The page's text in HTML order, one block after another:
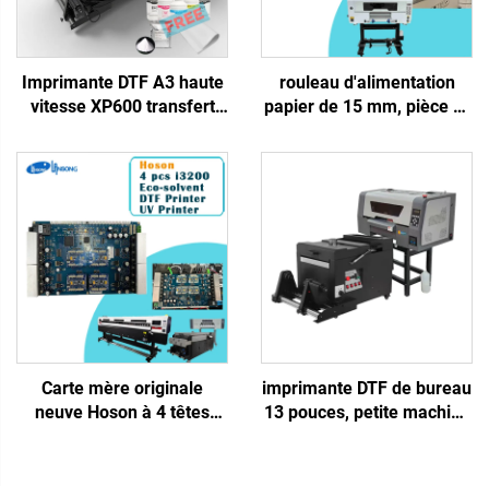
Imprimante DTF A3 haute
vitesse XP600 transfert
ensemble complet pour T-
shirt, chapeau, tout textile
avec four agitateur
rouleau d'alimentation
papier de 15 mm, pièce A,
caoutchouc pour support
étiquettes Crystal,
imprimante UV DTF
Carte mère originale
neuve Hoson à 4 têtes
imprimante DTF de bureau
13 pouces, petite machine